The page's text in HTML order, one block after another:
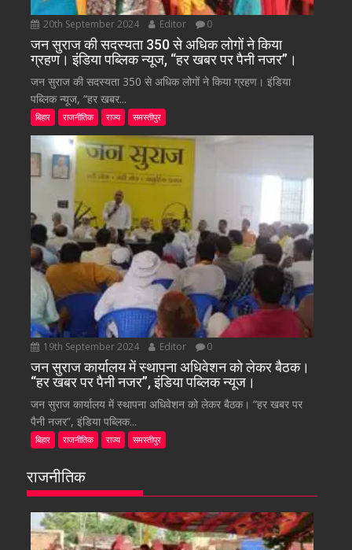
20th September 2024 Editor 0
जन सुराज की सदस्यता 350 से अधिक लोगों ने किया
ग्रहण। इंडिया पब्लिक न्यूज, “हर खबर पर पैनी नजर”।
जन सुराज की सदस्यता 350 से अधिक लोगों ने किया ग्रहण। इंडिया
पब्लिक न्यूज, “हर खबर...
बिहार राजनीतिक राज्य समस्तीपुर
19th September 2024 Editor 0
जन सुराज कार्यालय में स्थापना अधिवेशन को लेकर बैठक।
“हर खबर पर पैनी नजर”, इंडिया पब्लिक न्यूज।
जन सुराज कार्यालय में स्थापना अधिवेशन को लेकर बैठक। “हर खबर पर
पैनी नजर”, इंडिया पब्लिक...
बिहार राजनीतिक राज्य समस्तीपुर
राजनीतिक